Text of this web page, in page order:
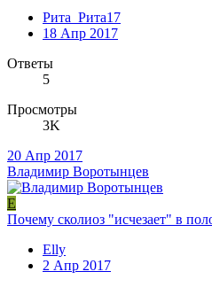
Рита_Рита17
18 Апр 2017
Ответы
5
Просмотры
3K
20 Апр 2017
Владимир Воротынцев
E
Почему сколиоз "исчезает" в
Elly
2 Апр 2017